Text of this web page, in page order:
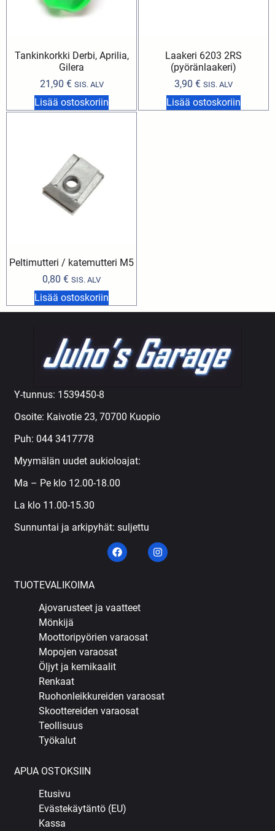
Tankinkorkki Derbi, Aprilia,
Gilera
21,90 € SIS. ALV
Lisää ostoskoriin
Laakeri 6203 2RS
(pyöränlaakeri)
3,90 € SIS. ALV
Lisää ostoskoriin
Peltimutteri / katemutteri M5
0,80 € SIS. ALV
Lisää ostoskoriin
Y-tunnus: 1539450-8
Osoite: Kaivotie 23, 70700 Kuopio
Puh: 044 3417778
Myymälän uudet aukioloajat:
Ma – Pe klo 12.00-18.00
La klo 11.00-15.30
Sunnuntai ja arkipyhät: suljettu
TUOTEVALIKOIMA
Ajovarusteet ja vaatteet
Mönkijä
Moottoripyörien varaosat
Mopojen varaosat
Öljyt ja kemikaalit
Renkaat
Ruohonleikkureiden varaosat
Skoottereiden varaosat
Teollisuus
Työkalut
APUA OSTOKSIIN
Etusivu
Evästekäytäntö (EU)
Kassa